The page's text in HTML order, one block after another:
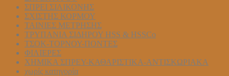
ΣΠΡΕΙ ΣΙΛΙΚΟΝΗΣ
ΣΧΙΣΤΗΣ ΚΟΡΜΟΥ
ΤΑΙΝΙΕΣ ΜΕΤΡΗΣΗΣ
ΤΡΥΠΑΝΙΑ ΣΙΔΗΡΟΥ HSS & HSSCo
ΤΣΟΚ-ΤΟΡΝΟΥ-ΠΟΝΤΕΣ
ΦΙΛΙΕΡΕΣ
ΧΗΜΙΚΑ ΣΠΡΕΥ-ΚΑΘΑΡΙΣΤΙΚΑ-ΑΝΤΙΣΚΩΡΙΑΚΑ
χωρίς κατηγορία